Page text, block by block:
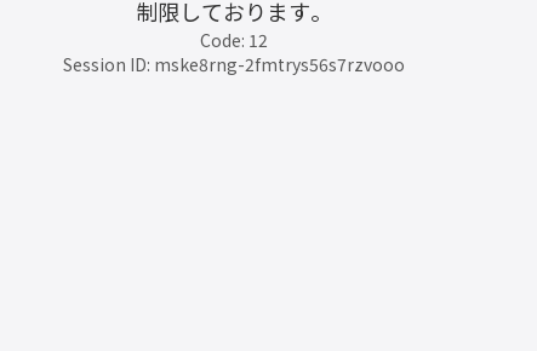
制限しております。
Code: 12
Session ID: mske8rng-2fmtrys56s7rzvooo